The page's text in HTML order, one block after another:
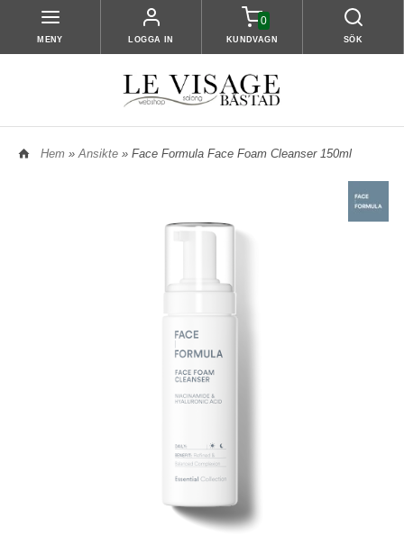
MENY LOGGA IN
0
KUNDVAGN SÖK
Hem » Ansikte » Face Formula Face Foam Cleanser 150ml